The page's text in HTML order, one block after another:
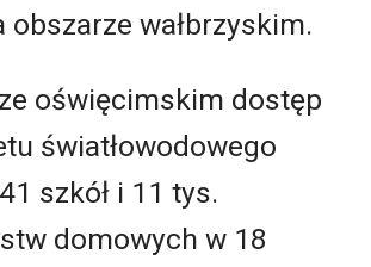
obszarze wałbrzyskim.
oświęcimskim dostęp
światłowodowego
szkół i 11 tys.
domowych w 18